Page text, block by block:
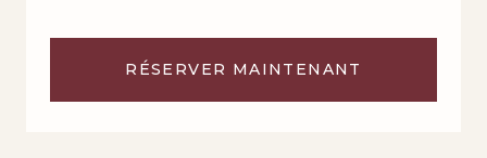
RÉSERVER MAINTENANT